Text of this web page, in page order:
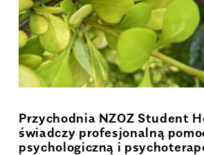
Przychodnia NZOZ Student
świadczy profesjonalną
psychologiczną i